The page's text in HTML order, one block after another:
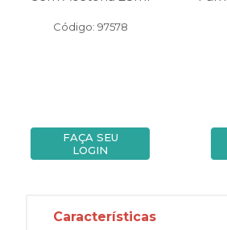
Código: 97578
FAÇA SEU
LOGIN
Características